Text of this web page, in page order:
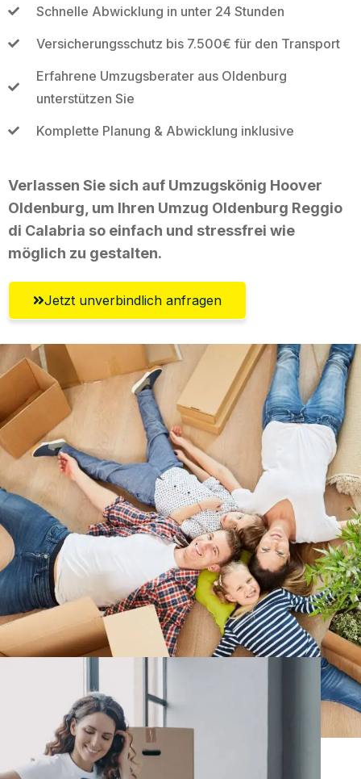
Schnelle Abwicklung in unter 24 Stunden
Versicherungsschutz bis 7.500€ für den Transport
Erfahrene Umzugsberater aus Oldenburg
unterstützen Sie
Komplette Planung & Abwicklung inklusive
Verlassen Sie sich auf Umzugskönig Hoover
Oldenburg, um Ihren Umzug Oldenburg Reggio
di Calabria so einfach und stressfrei wie
möglich zu gestalten.
Jetzt unverbindlich anfragen